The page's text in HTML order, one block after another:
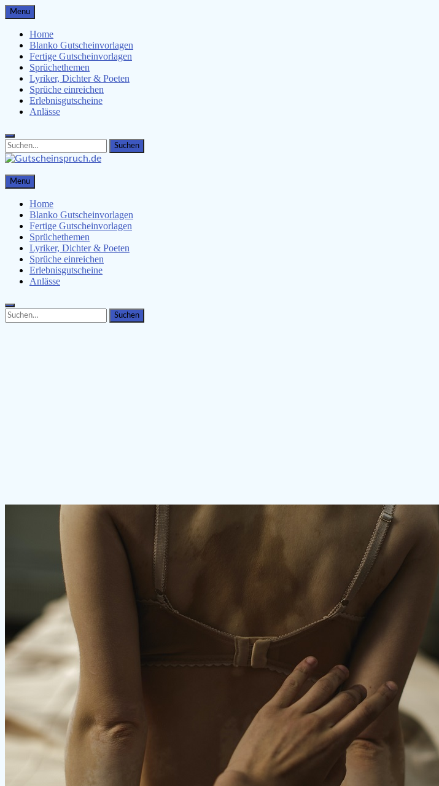
Skip
to
content
Menu
Home
Blanko Gutscheinvorlagen
Fertige Gutscheinvorlagen
Sprüchethemen
Lyriker, Dichter & Poeten
Sprüche einreichen
Erlebnisgutscheine
Anlässe
Search
for:
Search
Gutscheinspruch.de
Gutscheinsprüche & Gutscheinvorlagen finden
Menu
Home
Blanko Gutscheinvorlagen
Fertige Gutscheinvorlagen
Sprüchethemen
Lyriker, Dichter & Poeten
Sprüche einreichen
Erlebnisgutscheine
Anlässe
Search
for:
Search